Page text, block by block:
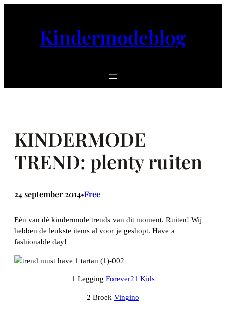
Kindermodeblog
KINDERMODE
TREND: plenty ruiten
24 september 2014•Free
Eén van dé kindermode trends van dit moment. Ruiten! Wij
hebben de leukste items al voor je geshopt. Have a
fashionable day!
1 Legging Forever21 Kids
2 Broek Vingino